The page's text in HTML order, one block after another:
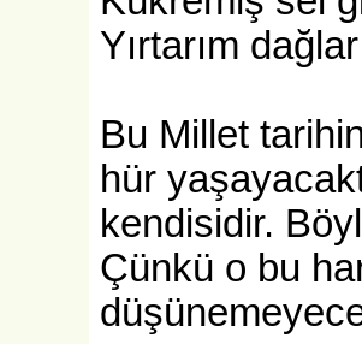
Yırtarım
Bu Millet
hür
kendisidir.
Çünkü o bu